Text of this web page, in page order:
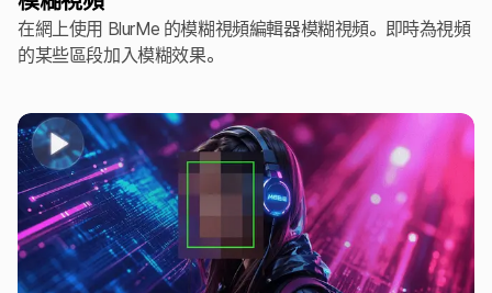
在網上使用 BlurMe 的模糊視頻編輯器模糊視頻。即時為視頻
的某些區段加入模糊效果。